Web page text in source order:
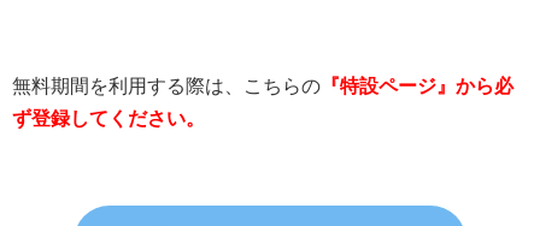
無料期間を利用する際は、こちらの 『特設ページ』から必
ず登録してください。